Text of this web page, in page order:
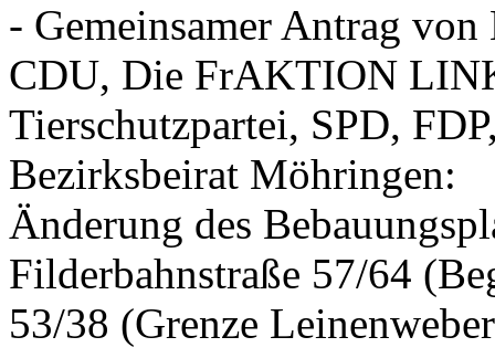
- Gemeinsamer Antrag
CDU, Die FrAKTION
Tierschutzpartei, SPD,
Bezirksbeirat Möhringen:
Änderung des
Filderbahnstraße 57/64
53/38 (Grenze